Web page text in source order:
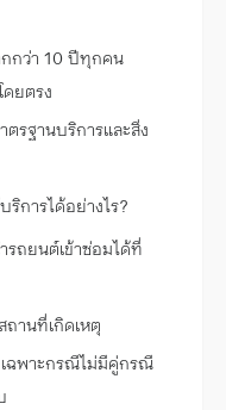
กว่า 10 ปีทุกคน
ยตรง
รฐานบริการและสิ่ง
การได้อย่างไร?
รถยนต์เข้าซ่อมได้ที่
านที่เกิดเหตุ
ฉพาะกรณีไม่มีคู่กรณี